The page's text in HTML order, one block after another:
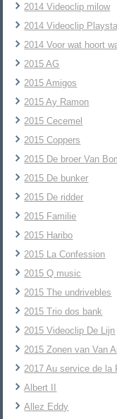
2014 Videoclip milow
2014 Videoclip
2014 Voor wat hoort
2015 AG
2015 Amigos
2015 Ay Ramon
2015 Cecemel
2015 Coppers
2015 De broer Van
2015 De bunker
2015 De ridder
2015 Familie
2015 Haribo
2015 La Confession
2015 Q music
2015 The undrivebles
2015 Trio dos bank
2015 Videoclip De Lijn
2015 Zonen van Van
2017 Au service de la
Albert II
Allez Eddy